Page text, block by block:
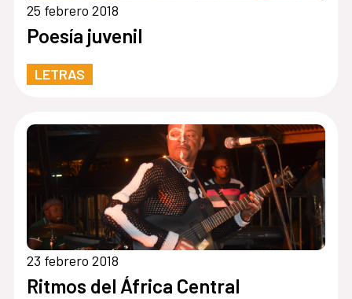
25 febrero 2018
Poesía juvenil
LETRAS
23 febrero 2018
Ritmos del África Central